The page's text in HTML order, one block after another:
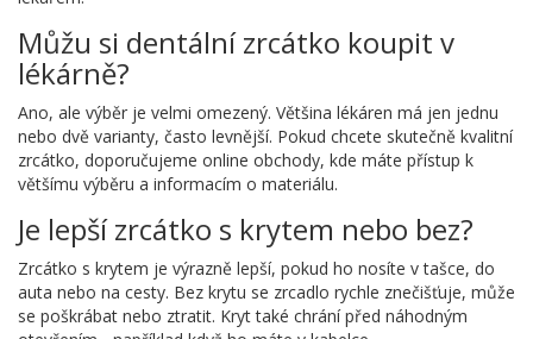
Můžu si dentální zrcátko koupit v
lékárně?
Ano, ale výběr je velmi omezený. Většina lékáren má jen jednu
nebo dvě varianty, často levnější. Pokud chcete skutečně kvalitní
zrcátko, doporučujeme online obchody, kde máte přístup k
většímu výběru a informacím o materiálu.
Je lepší zrcátko s krytem nebo bez?
Zrcátko s krytem je výrazně lepší, pokud ho nosíte v tašce, do
auta nebo na cesty. Bez krytu se zrcadlo rychle znečišťuje, může
se poškrábat nebo ztratit. Kryt také chrání před náhodným